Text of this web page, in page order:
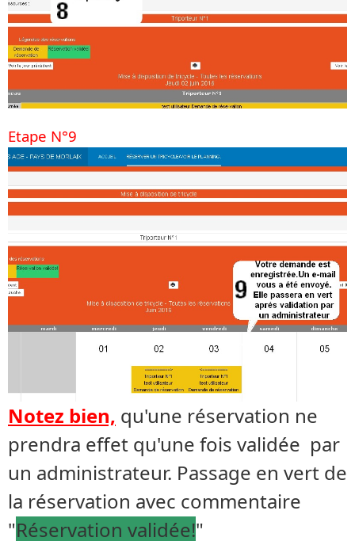
Etape N°9
Notez bien, qu'une réservation ne
prendra effet qu'une fois validée par
un administrateur. Passage en vert de
la réservation avec commentaire
"Réservation validée!"